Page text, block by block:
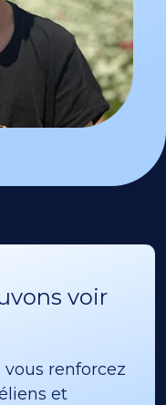
voir
vous renforcez
et